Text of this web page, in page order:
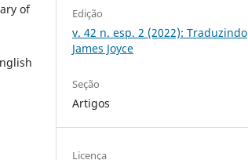
of
Edição
v. 42 n. esp. 2 (2022): Traduzindo
James Joyce
Seção
Artigos
Licença